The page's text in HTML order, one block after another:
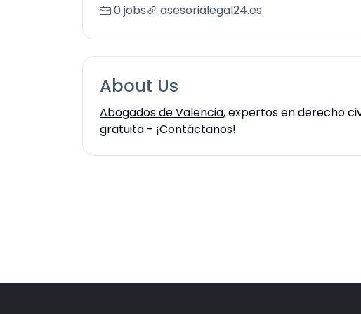
0 jobs asesorialegal24.es
About Us
Abogados de Valencia, expertos en derecho
gratuita - ¡Contáctanos!